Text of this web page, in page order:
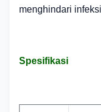
menghindari
Spesifikasi